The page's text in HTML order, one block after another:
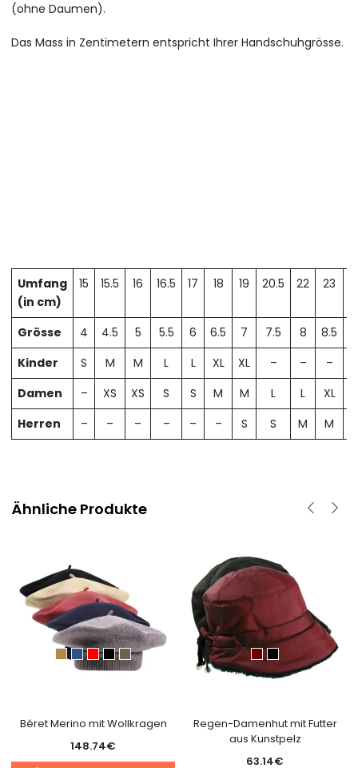
(ohne Daumen).
Das Mass in Zentimetern entspricht Ihrer Handschuhgrösse.
Umfang
(in cm)
15 15.5 16 16.5 17 18 19 20.5 22 23
Grösse 4 4.5 5 5.5 6 6.5 7 7.5 8 8.5
Kinder
S M M L L XL XL – – –
Damen
– XS XS S S M M L L XL
Herren
– – – – – – S S M M
Ähnliche Produkte
Béret Merino mit Wollkragen
148.74€
Regen-Damenhut mit Futter
aus Kunstpelz
63.14€